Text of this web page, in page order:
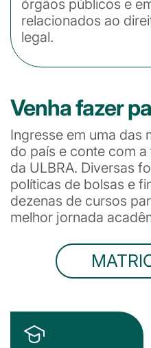
órgãos públicos e
relacionados ao
legal.
Venha fazer
Ingresse em uma das
do país e conte com
da ULBRA. Diversas
políticas de bolsas e
dezenas de cursos
melhor jornada